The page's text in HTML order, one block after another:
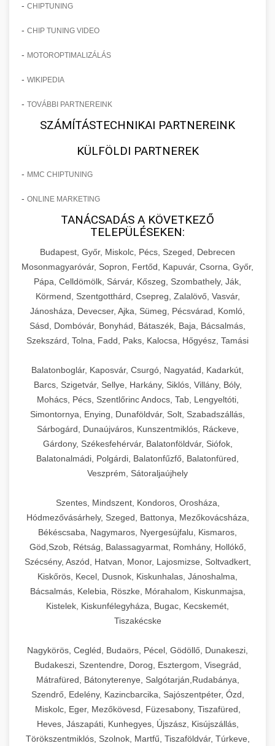
- CHIPTUNING
- CHIP TUNING VIDEO
- MOTOROPTIMALIZÁLÁS
- WIKIPEDIA
- TOVÁBBI PARTNEREINK
SZÁMÍTÁSTECHNIKAI PARTNEREINK
KÜLFÖLDI PARTNEREK
- MMC CHIPTUNING
- ONLINE MARKETING
TANÁCSADÁS A KÖVETKEZŐ
TELEPÜLÉSEKEN:
Budapest, Győr, Miskolc, Pécs, Szeged, Debrecen
Mosonmagyaróvár, Sopron, Fertőd, Kapuvár, Csorna, Győr,
Pápa, Celldömölk, Sárvár, Kőszeg, Szombathely, Ják,
Körmend, Szentgotthárd, Csepreg, Zalalövő, Vasvár,
Jánosháza, Devecser, Ajka, Sümeg, Pécsvárad, Komló,
Sásd, Dombóvár, Bonyhád, Bátaszék, Baja, Bácsalmás,
Szekszárd, Tolna, Fadd, Paks, Kalocsa, Hőgyész, Tamási
Balatonboglár, Kaposvár, Csurgó, Nagyatád, Kadarkút,
Barcs, Szigetvár, Sellye, Harkány, Siklós, Villány, Bóly,
Mohács, Pécs, Szentlőrinc Andocs, Tab, Lengyeltóti,
Simontornya, Enying, Dunaföldvár, Solt, Szabadszállás,
Sárbogárd, Dunaújváros, Kunszentmiklós, Ráckeve,
Gárdony, Székesfehérvár, Balatonföldvár, Siófok,
Balatonalmádi, Polgárdi, Balatonfűzfő, Balatonfüred,
Veszprém, Sátoraljaújhely
Szentes, Mindszent, Kondoros, Orosháza,
Hódmezővásárhely, Szeged, Battonya, Mezőkovácsháza,
Békéscsaba, Nagymaros, Nyergesújfalu, Kismaros,
Göd,Szob, Rétság, Balassagyarmat, Romhány, Hollókő,
Szécsény, Aszód, Hatvan, Monor, Lajosmizse, Soltvadkert,
Kiskőrös, Kecel, Dusnok, Kiskunhalas, Jánoshalma,
Bácsalmás, Kelebia, Röszke, Mórahalom, Kiskunmajsa,
Kistelek, Kiskunfélegyháza, Bugac, Kecskemét,
Tiszakécske
Nagykörös, Cegléd, Budaörs, Pécel, Gödöllő, Dunakeszi,
Budakeszi, Szentendre, Dorog, Esztergom, Visegrád,
Mátrafüred, Bátonyterenye, Salgótarján,Rudabánya,
Szendrő, Edelény, Kazincbarcika, Sajószentpéter, Ózd,
Miskolc, Eger, Mezőkövesd, Füzesabony, Tiszafüred,
Heves, Jászapáti, Kunhegyes, Újszász, Kisújszállás,
Törökszentmiklós, Szolnok, Martfű, Tiszaföldvár, Túrkeve,